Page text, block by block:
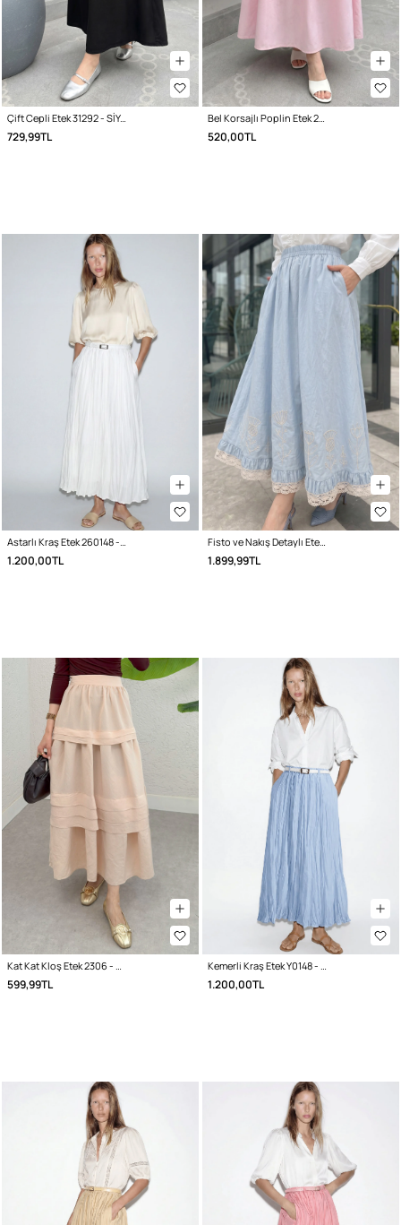
Çift Cepli Etek 31292 - SİYAH
729,99TL
Bel Korsajlı Poplin Etek 26061 - AÇIK PEMBE
520,00TL
Astarlı Kraş Etek 260148 - BEYAZ
1.200,00TL
Fisto ve Nakış Detaylı Etek 2329 - BEBE MAVİSİ
1.899,99TL
Kat Kat Kloş Etek 2306 - BEJ
599,99TL
Kemerli Kraş Etek Y0148 - BEBE MAVİSİ
1.200,00TL